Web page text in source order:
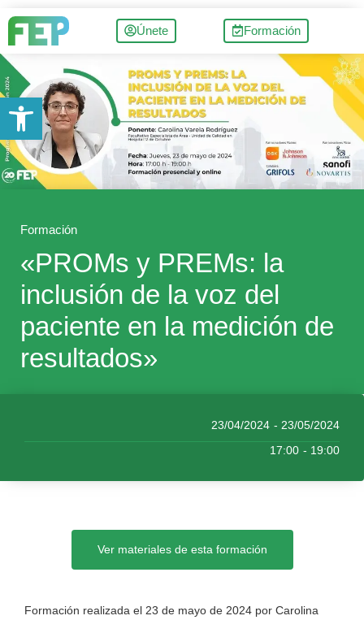
Únete Formación
Formación
«PROMs y PREMs: la
inclusión de la voz del
paciente en la medición de
resultados»
23/04/2024 - 23/05/2024
17:00 - 19:00
Ver materiales de esta formación
Formación realizada el 23 de mayo de 2024 por Carolina
Abrir barra de herramientas